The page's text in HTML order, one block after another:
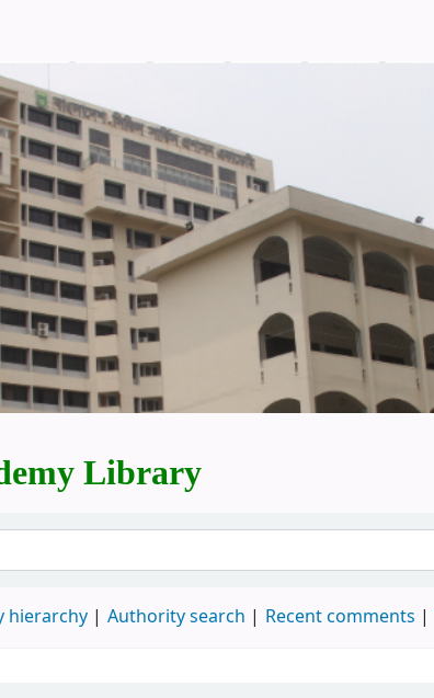
Library
hierarchy Authority search Recent comments